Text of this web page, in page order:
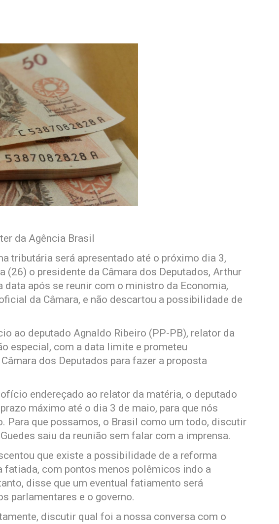
da Agência Brasil
tributária será apresentado até o próximo dia 3,
(26) o presidente da Câmara dos Deputados, Arthur
data após se reunir com o ministro da Economia,
da Câmara, e não descartou a possibilidade de
ao deputado Agnaldo Ribeiro (PP-PB), relator da
especial, com a data limite e prometeu
dos Deputados para fazer a proposta
endereçado ao relator da matéria, o deputado
máximo até o dia 3 de maio, para que nós
Para que possamos, o Brasil como um todo, discutir
saiu da reunião sem falar com a imprensa.
que existe a possibilidade de a reforma
com pontos menos polêmicos indo a
disse que um eventual fatiamento será
parlamentares e o governo.
discutir qual foi a nossa conversa com o